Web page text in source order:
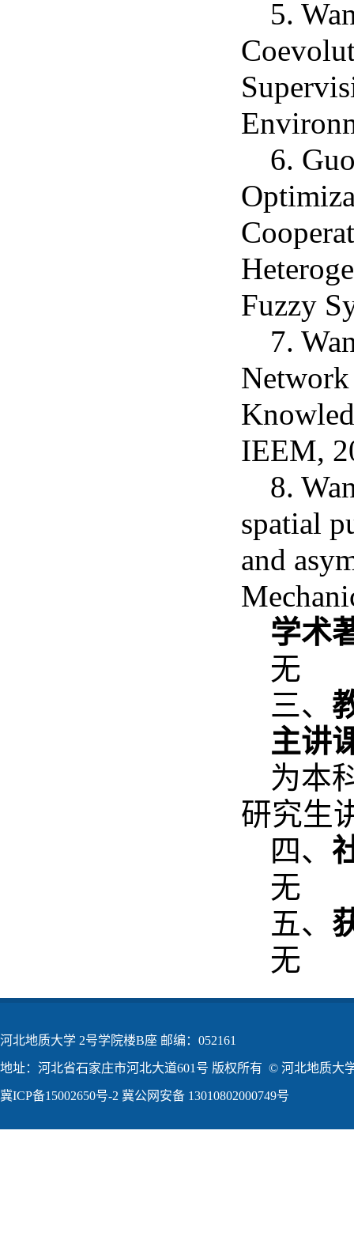
5.
6.
Fuzzy
7.
Network
IEEM,
8.
spatial
and
学术
无
三、
主讲
为本
研究生
四、
无
五、
无
河北地质大学 2号学院楼B座 邮编：052161
地址：河北省石家庄市河北大道601号 版权所有 © 河北地质大
冀ICP备15002650号-2 冀公网安备 13010802000749号